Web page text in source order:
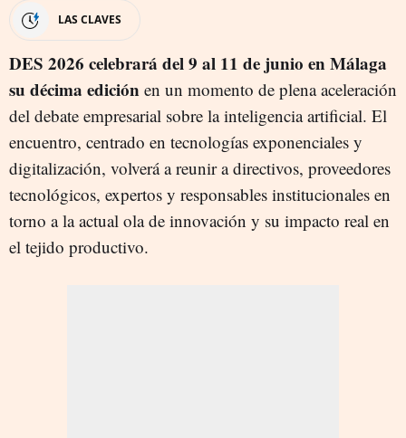
LAS CLAVES
DES 2026 celebrará del 9 al 11 de junio en Málaga
su décima edición en un momento de plena aceleración
del debate empresarial sobre la inteligencia artificial. El
encuentro, centrado en tecnologías exponenciales y
digitalización, volverá a reunir a directivos, proveedores
tecnológicos, expertos y responsables institucionales en
torno a la actual ola de innovación y su impacto real en
el tejido productivo.